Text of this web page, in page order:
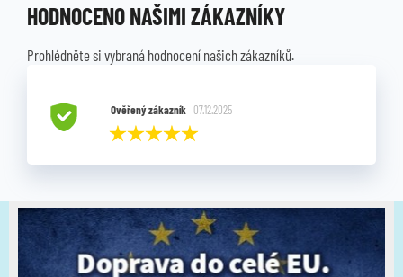
HODNOCENO NAŠIMI ZÁKAZNÍKY
Prohlédněte si vybraná hodnocení našich zákazníků.
Ověřený zákazník 07.12.2025